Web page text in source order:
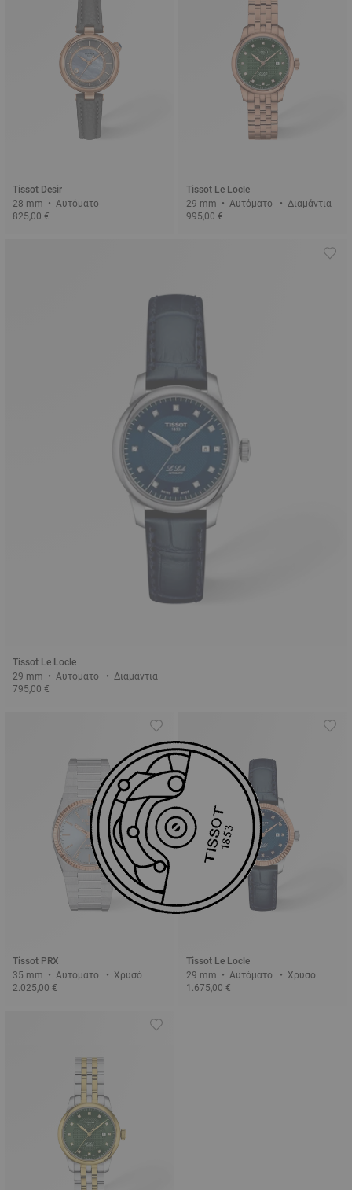
Tissot Desir
28 mm • Αυτόματο
825,00 €
Tissot Le Locle
29 mm • Αυτόματο • Διαμάντια
995,00 €
Tissot Le Locle
29 mm • Αυτόματο • Διαμάντια
795,00 €
Tissot PRX
35 mm • Αυτόματο • Χρυσό
2.025,00 €
Tissot Le Locle
29 mm • Αυτόματο • Χρυσό
1.675,00 €